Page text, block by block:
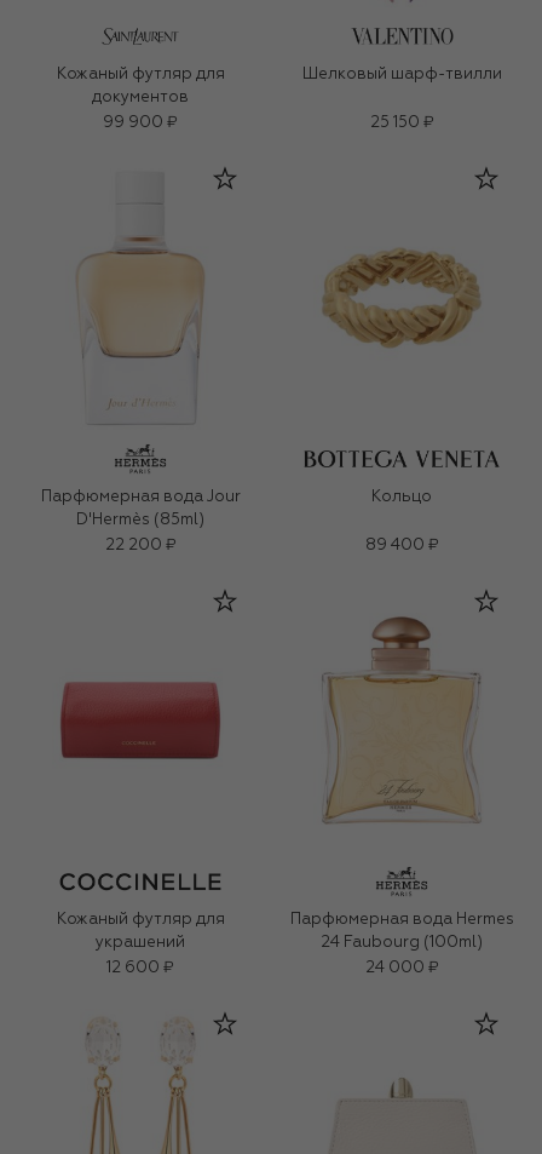
Кожаный футляр для
документов
99 900 ₽
Шелковый шарф-твилли
25 150 ₽
Парфюмерная вода Jour
D'Hermès (85ml)
22 200 ₽
Кольцо
89 400 ₽
Кожаный футляр для
украшений
12 600 ₽
Парфюмерная вода Hermes
24 Faubourg (100ml)
24 000 ₽